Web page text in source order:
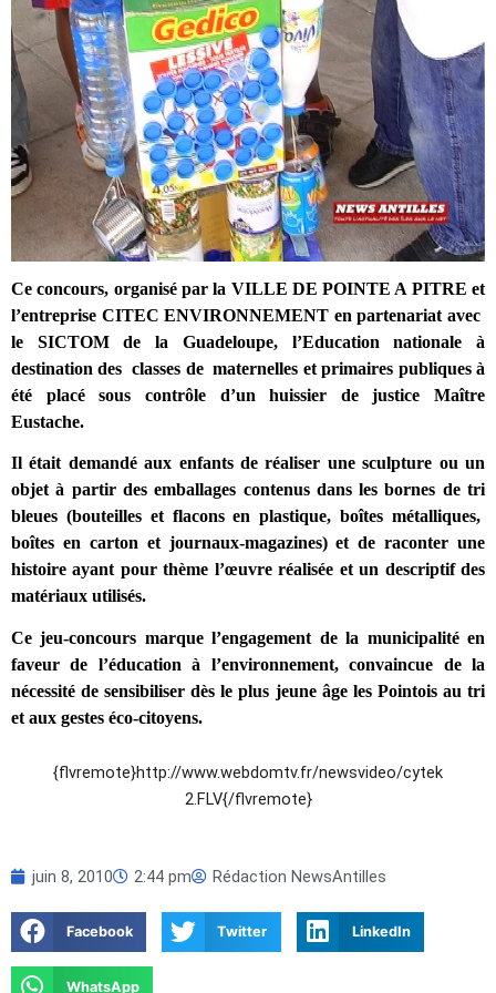
Ce concours, organisé par la VILLE DE POINTE A PITRE et
l’entreprise CITEC ENVIRONNEMENT en partenariat avec
le SICTOM de la Guadeloupe, l’Education nationale à
destination des classes de maternelles et primaires publiques à
été placé sous contrôle d’un huissier de justice Maître
Eustache.
Il était demandé aux enfants de réaliser une sculpture ou un
objet à partir des emballages contenus dans les bornes de tri
bleues (bouteilles et flacons en plastique, boîtes métalliques,
boîtes en carton et journaux-magazines) et de raconter une
histoire ayant pour thème l’œuvre réalisée et un descriptif des
matériaux utilisés.
Ce jeu-concours marque l’engagement de la municipalité en
faveur de l’éducation à l’environnement, convaincue de la
nécessité de sensibiliser dès le plus jeune âge les Pointois au tri
et aux gestes éco-citoyens.
{flvremote}http://www.webdomtv.fr/newsvideo/cytek
2.FLV{/flvremote}
juin 8, 2010 2:44 pm Rédaction NewsAntilles
Facebook Twitter LinkedIn
WhatsApp